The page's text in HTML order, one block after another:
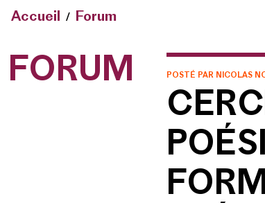
Accueil Forum
FORUM POSTÉ PAR NICOLAS